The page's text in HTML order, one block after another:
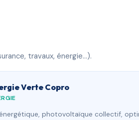
travaux, énergie…).
Verte Copro
photovoltaïque collectif,